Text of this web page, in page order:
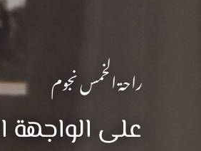
راحة الخمس نجوم
على الواجهة